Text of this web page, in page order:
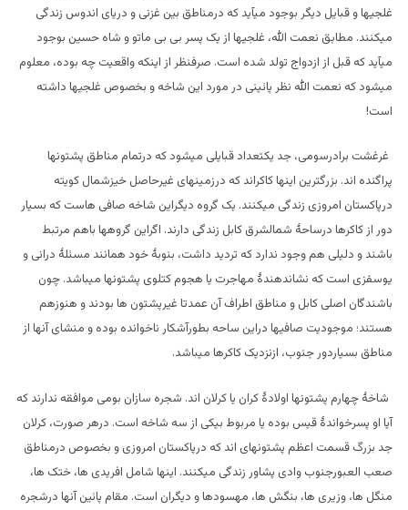
غلجیها و قبایل دیگر بوجود میآید که درمناطق بین غزنی و دریای اندوس زندگی
میکنند. مطابق نعمت الله، غلجیها از یک پسر بی بی ماتو و شاه حسین بوجود
میآید که قبل از ازدواج تولد شده است. صرفنظر از اینکه واقعیت چه بوده، معلوم
میشود که نعمت الله نظر پائینی در مورد این شاخه و بخصوص غلجیها داشته
است!
غرغشت برادرسومی، جد یکتعداد قبایلی میشود که درتمام مناطق پشتونها
پراگنده اند. بزرگترین اینها کاکراند که درزمینهای غیرحاصل خیزشمال کویته
درپاکستان امروزی زندگی میکنند. یک گروه دیگراین شاخه صافی هاست که بسیار
دور از کاکرها درساحۀ شمالشرق کابل زندگی دارند. اگراین گروهها باهم مرتبط
باشند و دلیلی هم وجود ندارد که تردید داشت، بنوبۀ خود همانند مسئلۀ درانی و
یوسفزی است که نشاندهندۀ مهاجرت یا هجوم کتلوی پشتونها میباشد. چون
باشندگان اصلی کابل و مناطق اطراف آن عمدتا غیرپشتون ها بودند و هنوزهم
هستند؛ موجودیت صافیها دراین ساحه بطورآشکار ناخوانده بوده و منشای آنها از
مناطق بسیاردور جنوب، ازنزدیک کاکرها میباشد.
شاخۀ چهارم پشتونها اولادۀ کران یا کرلان اند. شجره سازان بومی موافقه ندارند که
آیا او پسرخواندۀ قیس بوده یا مربوط بیکی از سه شاخه است. درهر صورت، کرلان
جد بزرگ قسمت اعظم پشتونهای اند که درپاکستان امروزی و بخصوص درمناطق
صعب العبورجنوب وادی پشاور زندگی میکنند. اینها شامل افریدی ها، ختک ها،
منگل ها، وزیری ها، بنگش ها، مهسودها و دیگران است. مقام پائین آنها درشجره